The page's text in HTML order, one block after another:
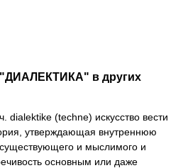
"ДИАЛЕКТИКА" в других
dialektike (techne) искусство вести
утверждающая внутреннюю
существующего и мыслимого и
основным или даже